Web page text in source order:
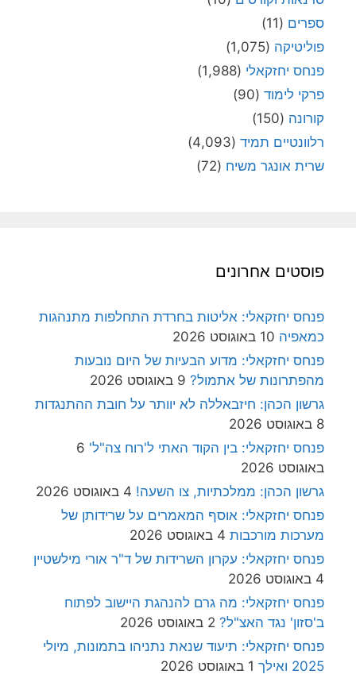
ספרים (11)
פוליטיקה (1,075)
פנחס יחזקאלי (1,988)
פרקי לימוד (90)
קורונה (150)
רלוונטיים תמיד (4,093)
שרית אונגר משיח (72)
פוסטים אחרונים
פנחס יחזקאלי: אליטות בחרדת התחלפות מתנהגות
כמאפיה 10 באוגוסט 2026
פנחס יחזקאלי: מדוע הבעיות של היום נובעות
מהפתרונות של אתמול? 9 באוגוסט 2026
גרשון הכהן: חיזבאללה לא יוותר על חובת ההתנגדות
8 באוגוסט 2026
פנחס יחזקאלי: בין הקוד האתי ל'רוח צה"ל' 6
באוגוסט 2026
גרשון הכהן: ממלכתיות, צו השעה! 4 באוגוסט 2026
פנחס יחזקאלי: אוסף המאמרים על שרידותן של
מערכות מורכבות 4 באוגוסט 2026
פנחס יחזקאלי: עקרון השרידות של ד"ר אורי מילשטיין
4 באוגוסט 2026
פנחס יחזקאלי: מה גרם להנהגת היישוב לפתוח
ב'סזון' נגד האצ"ל? 2 באוגוסט 2026
פנחס יחזקאלי: תיעוד שנאת נתניהו בתמונות, מיולי
2025 ואילך
1 באוגוסט 2026